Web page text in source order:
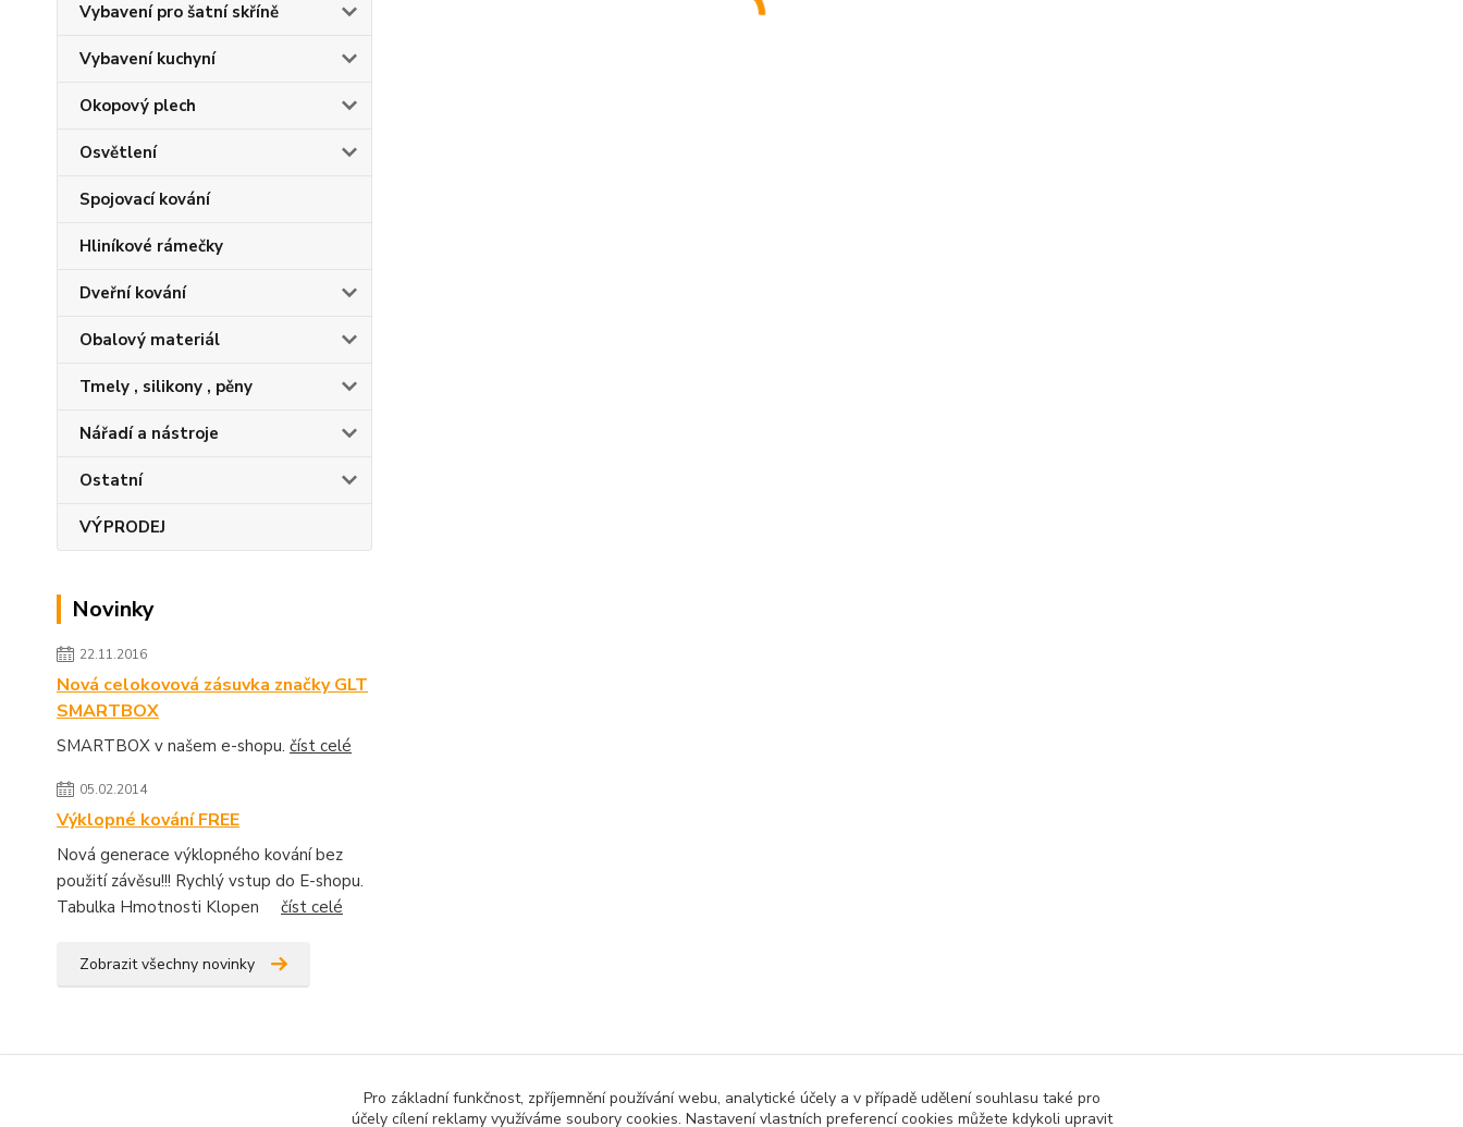
Vybavení pro šatní skříně
Vybavení kuchyní
Okopový plech
Osvětlení
Spojovací kování
Hliníkové rámečky
Dveřní kování
Obalový materiál
Tmely , silikony , pěny
Nářadí a nástroje
Ostatní
VÝPRODEJ
Novinky
22.11.2016
Nová celokovová zásuvka značky GLT
SMARTBOX
SMARTBOX v našem e-shopu. číst celé
05.02.2014
Výklopné kování FREE
Nová generace výklopného kování bez
použití závěsu!!! Rychlý vstup do E-shopu.
Tabulka Hmotnosti Klopen číst celé
Zobrazit všechny novinky
Pro základní funkčnost, zpříjemnění používání webu, analytické účely a v případě udělení souhlasu také pro
účely cílení reklamy využíváme soubory cookies. Nastavení vlastních preferencí cookies můžete kdykoli upravit